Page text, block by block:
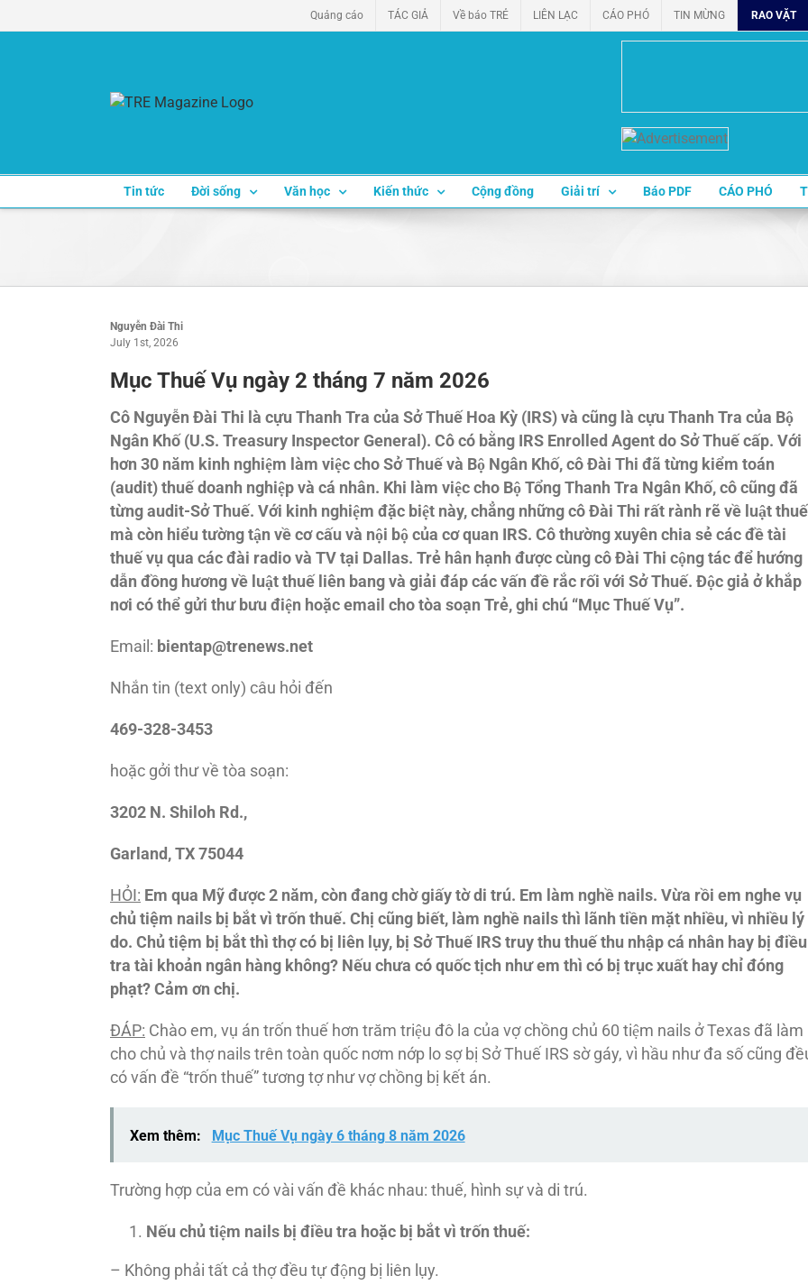
to
Quảng cáo TÁC GIẢ Về báo TRẺ LIÊN LẠC CÁO PHÓ TIN MỪNG RAO VẶT
Tin tức Đời sống Văn học Kiến thức Cộng đồng Giải trí Báo PDF CÁO PHÓ
Nguyễn Đài Thi
July 1st, 2026
Mục Thuế Vụ ngày 2 tháng 7 năm 2026
Cô Nguyễn Đài Thi là cựu Thanh Tra của Sở Thuế Hoa Kỳ (IRS) và cũng là cựu Thanh Tra của Bộ
Ngân Khố (U.S. Treasury Inspector General). Cô có bằng IRS Enrolled Agent do Sở Thuế cấp. Với
hơn 30 năm kinh nghiệm làm việc cho Sở Thuế và Bộ Ngân Khố, cô Đài Thi đã từng kiểm toán
(audit) thuế doanh nghiệp và cá nhân. Khi làm việc cho Bộ Tổng Thanh Tra Ngân Khố, cô cũng đã
từng audit-Sở Thuế. Với kinh nghiệm đặc biệt này, chẳng những cô Đài Thi rất rành rẽ về luật
mà còn hiểu tường tận về cơ cấu và nội bộ của cơ quan IRS. Cô thường xuyên chia sẻ các đề tài
thuế vụ qua các đài radio và TV tại Dallas. Trẻ hân hạnh được cùng cô Đài Thi cộng tác để hướng
dẫn đồng hương về luật thuế liên bang và giải đáp các vấn đề rắc rối với Sở Thuế. Độc giả ở khắp
nơi có thể gửi thư bưu điện hoặc email cho tòa soạn Trẻ, ghi chú “Mục Thuế Vụ”.
Email: bientap@trenews.net
Nhắn tin (text only) câu hỏi đến
469-328-3453
hoặc gởi thư về tòa soạn:
3202 N. Shiloh Rd.,
Garland, TX 75044
HỎI: Em qua Mỹ được 2 năm, còn đang chờ giấy tờ di trú. Em làm nghề nails. Vừa rồi em nghe vụ
chủ tiệm nails bị bắt vì trốn thuế. Chị cũng biết, làm nghề nails thì lãnh tiền mặt nhiều, vì nhiều lý
do. Chủ tiệm bị bắt thì thợ có bị liên lụy, bị Sở Thuế IRS truy thu thuế thu nhập cá nhân hay bị điều
tra tài khoản ngân hàng không? Nếu chưa có quốc tịch như em thì có bị trục xuất hay chỉ đóng
phạt? Cảm ơn chị.
ĐÁP: Chào em, vụ án trốn thuế hơn trăm triệu đô la của vợ chồng chủ 60 tiệm nails ở Texas đã làm
cho chủ và thợ nails trên toàn quốc nơm nớp lo sợ bị Sở Thuế IRS sờ gáy, vì hầu như đa số cũng
có vấn đề “trốn thuế” tương tợ như vợ chồng bị kết án.
Xem thêm: Mục Thuế Vụ ngày 6 tháng 8 năm 2026
Trường hợp của em có vài vấn đề khác nhau: thuế, hình sự và di trú.
Nếu chủ tiệm nails bị điều tra hoặc bị bắt vì trốn thuế:
– Không phải tất cả thợ đều tự động bị liên lụy.